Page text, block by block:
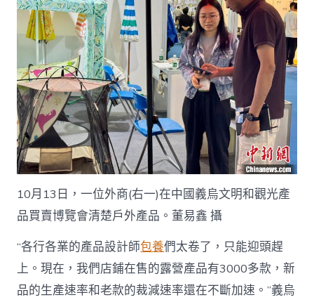
10月13日，一位外商(右一)在中國義烏文明和觀光產
品買賣博覽會清楚戶外產品。董易鑫 攝
“各行各業的產品設計師包養們太卷了，只能迎頭趕
上。現在，我們店鋪在售的露營產品有3000多款，新
品的生產速率和老款的裁減速率還在不斷加速。”義烏